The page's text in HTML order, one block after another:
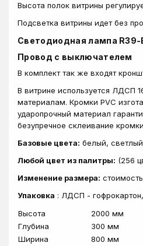
Высота полок витрины
Подсветка витрины идет без
Светодиодная лампа R39-
Провод с выключателем
В комплект так же входят
В витрине используется ЛДСП
материалам. Кромки PVC
ударопрочный материал
безупречное склеивание
Базовые цвета: белый,
Любой цвет из палитры: (256
Изменение размера:
Упаковка : ЛДСП -
Высота
2000 мм
Глубина
300 мм
Ширина
800 мм